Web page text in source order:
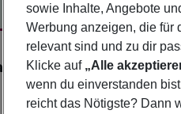
Hotelbeschreibung
Poniente
3
sowie Inhalte, Angebote
Werbung anzeigen, die für
relevant sind und zu dir
Klicke auf „Alle
wenn du einverstanden
reicht das Nötigste? Dann